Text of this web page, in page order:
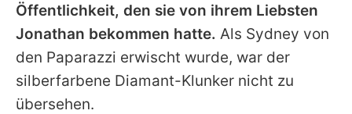
Öffentlichkeit, den sie von ihrem Liebsten
Jonathan bekommen hatte. Als Sydney von
den Paparazzi erwischt wurde, war der
silberfarbene Diamant-Klunker nicht zu
übersehen.